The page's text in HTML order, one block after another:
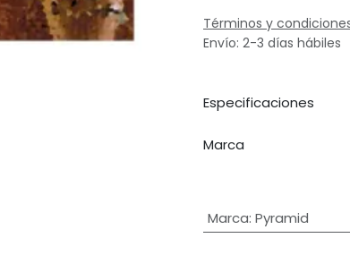
Términos y
Envío: 2-3 días hábiles
Especificaciones
Marca
Marca: Pyramid